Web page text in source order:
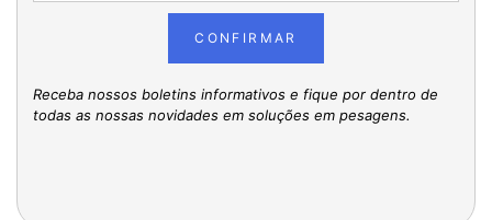
CONFIRMAR
Receba nossos boletins informativos e fique por dentro de
todas as nossas novidades em soluções em pesagens.